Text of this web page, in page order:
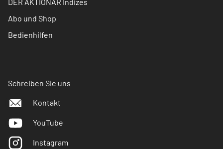
Abo und Shop
Bedienhilfen
Schreiben Sie uns
Kontakt
YouTube
Instagram